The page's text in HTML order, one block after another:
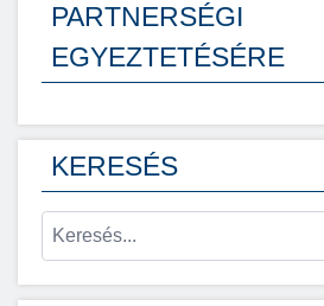
PARTNERSÉGI
EGYEZTETÉSÉRE
KERESÉS